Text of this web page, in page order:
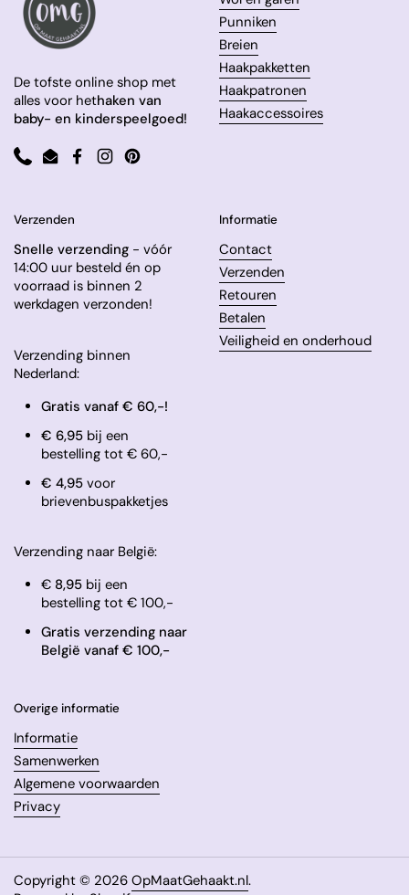
De tofste online shop met
alles voor hethaken van
baby- en kinderspeelgoed!
PhoneEmailFacebook
InstagramPinterest
Punniken
Breien
Haakpakketten
Haakpatronen
Haakaccessoires
Verzenden
Snelle verzending - vóór
14:00 uur besteld én op
voorraad is binnen 2
werkdagen verzonden!
Verzending binnen
Nederland:
Gratis vanaf € 60,-!
€ 6,95 bij een
bestelling tot € 60,-
​€ 4,95 voor
brievenbuspakketjes
Verzending naar België:
€ 8,95bij een
bestelling tot € 100,-
Gratis verzending naar
België vanaf € 100,-
Informatie
Contact
Verzenden
Retouren
Betalen
Veiligheid en onderhoud
Overige informatie
Informatie
Samenwerken
Algemene voorwaarden
Privacy
Copyright © 2026 OpMaatGehaakt.nl.